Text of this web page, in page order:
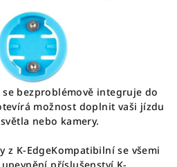
se bezproblémově integruje do
možnost doplnit vaši jízdu
nebo kamery.
z K-EdgeKompatibilní se všemi